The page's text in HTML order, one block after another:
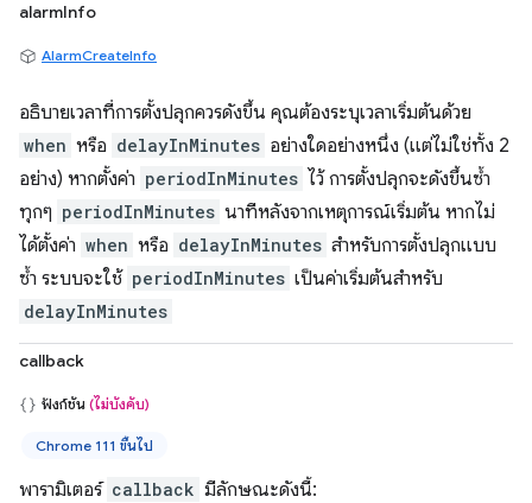
alarmInfo
AlarmCreateInfo
อธิบายเวลาที่การตั้งปลุกควรดังขึ้น คุณต้องระบุเวลาเริ่มต้นด้วย
when หรือ delayInMinutes อย่างใดอย่างหนึ่ง (แต่ไม่ใช่ทั้ง 2
อย่าง) หากตั้งค่า periodInMinutes ไว้ การตั้งปลุกจะดังขึ้นซ้ำ
ทุกๆ periodInMinutes นาทีหลังจากเหตุการณ์เริ่มต้น หากไม่
ได้ตั้งค่า when หรือ delayInMinutes สำหรับการตั้งปลุกแบบ
ซ้ำ ระบบจะใช้ periodInMinutes เป็นค่าเริ่มต้นสำหรับ
delayInMinutes
callback
ฟังก์ชัน (ไม่บังคับ)
Chrome 111 ขึ้นไป
พารามิเตอร์ callback มีลักษณะดังนี้: